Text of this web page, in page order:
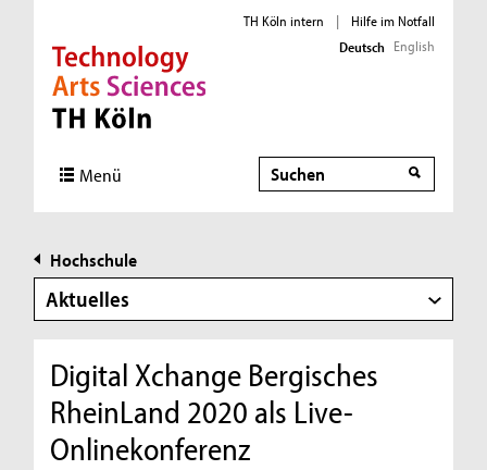
Direkt zur Hauptnavigation
Direkt zur Subnavigation
Direkt zum Inhalt
Direkt zum Fußbereich
TH Köln intern |
Hilfe im Notfall
Deutsch English
Menü Suche
Hochschule
Aktuelles
Digital Xchange Bergisches
RheinLand 2020 als Live-
Onlinekonferenz